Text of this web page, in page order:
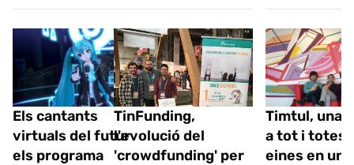
Els cantants
virtuals del futur
els programa
TinFunding,
l'evolució del
'crowdfunding' per
Timtul, una
a tot i totes
eines en una